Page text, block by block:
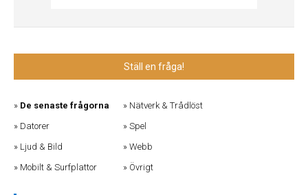
Ställ en fråga!
De senaste frågorna
Datorer
Ljud & Bild
Mobilt & Surfplattor
Nätverk & Trådlöst
Spel
Webb
Övrigt